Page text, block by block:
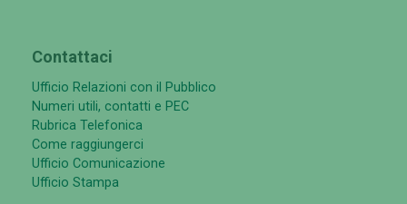
Contattaci
Ufficio Relazioni con il Pubblico
Numeri utili, contatti e PEC
Rubrica Telefonica
Come raggiungerci
Ufficio Comunicazione
Ufficio Stampa